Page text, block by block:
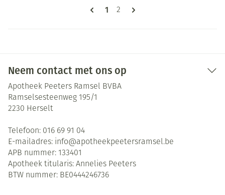
Pagina's
U lees momenteel pagina
1 Pagina
2
Neem contact met ons op
Apotheek Peeters Ramsel BVBA
Ramselsesteenweg 195/1
2230 Herselt
Telefoon: 016 69 91 04
E-mailadres: info@apotheekpeetersramsel.be
APB nummer: 133401
Apotheek titularis: Annelies Peeters
BTW nummer: BE0444246736